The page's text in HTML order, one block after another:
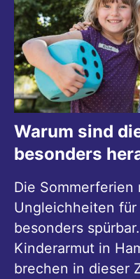
Warum sind
besonders
Die Sommerferien
Ungleichheiten für
besonders
Kinderarmut in
brechen in dieser